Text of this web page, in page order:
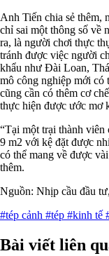
Anh Tiến chia sẻ thêm,
chỉ sai một thông số về
ra, là người chơi thực
tránh được việc người
khẩu như Đài Loan,
mô công nghiệp mới có
cũng cần có thêm cơ
thực hiện được ước mơ
“Tại một trại thành
9 m2 với kệ đặt được
có thể mang về được
thêm.
Nguồn: Nhịp cầu đầu
#tép cảnh #tép #kinh tế
Bài viết liên